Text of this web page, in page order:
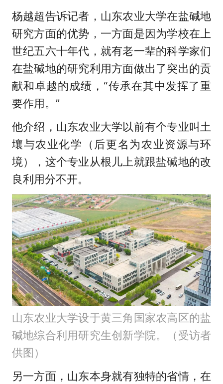
杨越超告诉记者，山东农业大学在盐碱地
研究方面的优势，一方面是因为学校在上
世纪五六十年代，就有老一辈的科学家们
在盐碱地的研究利用方面做出了突出的贡
献和卓越的成绩，“传承在其中发挥了重
要作用。”
他介绍，山东农业大学以前有个专业叫土
壤与农业化学（后更名为农业资源与环
境），这个专业从根儿上就跟盐碱地的改
良利用分不开。
山东农业大学设于黄三角国家农高区的盐
碱地综合利用研究生创新学院。（受访者
供图）
另一方面，山东本身就有独特的省情，在